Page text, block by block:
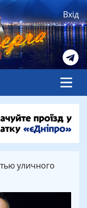
Вхід
уличного